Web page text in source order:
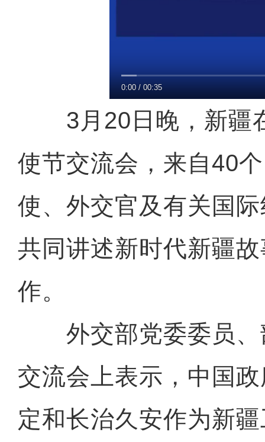
0:00 /00:35
3月20日晚，新疆
使节交流会，来自40
使、外交官及有关国
共同讲述新时代新疆
作。
外交部党委委员、
交流会上表示，中国
定和长治久安作为新